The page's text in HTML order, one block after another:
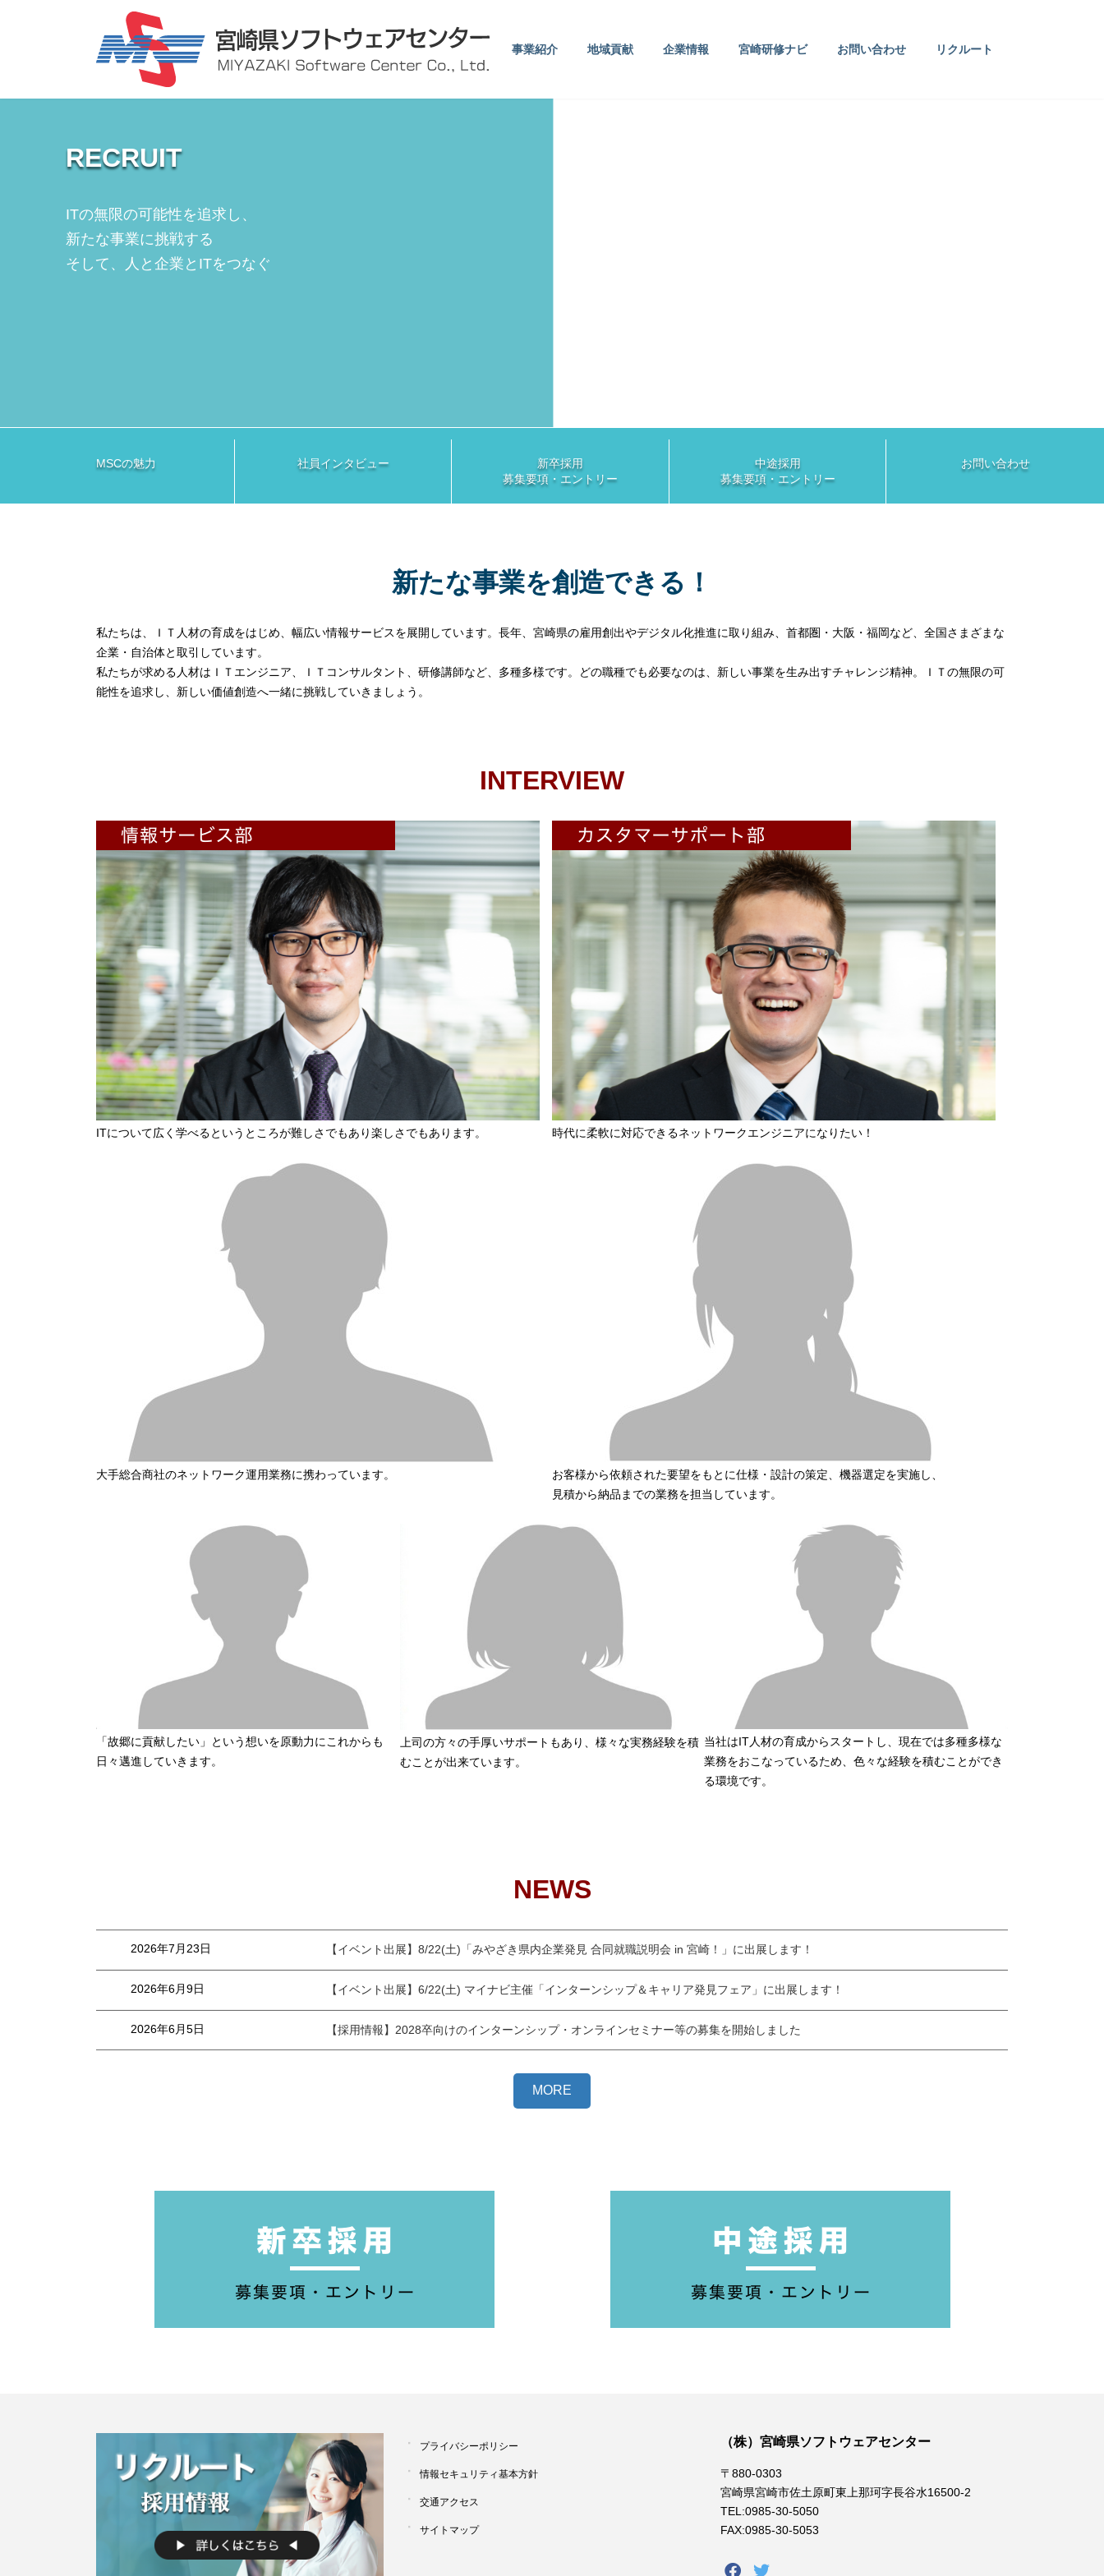
ス
ン
事業紹介 地域貢献 企業情報 宮崎研修ナビ お問い合わせ リクルート
RECRUIT
ITの無限の可能性を追求し、
新たな事業に挑戦する
そして、人と企業とITをつなぐ
MSCの魅力 社員インタビュー
新卒採用
募集要項・エントリー
中途採用
募集要項・エントリー
お問い合わせ
新たな事業を創造できる！
私たちは、ＩＴ人材の育成をはじめ、幅広い情報サービスを展開しています。長年、宮崎県の雇用創出やデジタル化推進に取り組み、首都圏・大阪・福岡など、全国さまざまな
企業・自治体と取引しています。
私たちが求める人材はＩＴエンジニア、ＩＴコンサルタント、研修講師など、多種多様です。どの職種でも必要なのは、新しい事業を生み出すチャレンジ精神。ＩＴの無限の可
能性を追求し、新しい価値創造へ一緒に挑戦していきましょう。
INTERVIEW
ITについて広く学べるというところが難しさでもあり楽しさでもあります。 時代に柔軟に対応できるネットワークエンジニアになりたい！
大手総合商社のネットワーク運用業務に携わっています。
お客様から依頼された要望をもとに仕様・設計の策定、機器選定を実施し、
見積から納品までの業務を担当しています。
「故郷に貢献したい」という想いを原動力にこれからも
日々邁進していきます。
上司の方々の手厚いサポートもあり、様々な実務経験を積
むことが出来ています。
当社はIT人材の育成からスタートし、現在では多種多様な
業務をおこなっているため、色々な経験を積むことができ
る環境です。
NEWS
【イベント出展】8/22(土)「みやざき県内企業発見 合同就職説明会 in 宮崎！」に出展します！
2026年7月23日
【イベント出展】6/22(土) マイナビ主催「インターンシップ＆キャリア発見フェア」に出展します！
2026年6月9日
【採用情報】2028卒向けのインターンシップ・オンラインセミナー等の募集を開始しました
2026年6月5日
MORE
プライバシーポリシー
情報セキュリティ基本方針
交通アクセス
サイトマップ
（株）宮崎県ソフトウェアセンター
〒880-0303
宮崎県宮崎市佐土原町東上那珂字長谷水16500-2
TEL:0985-30-5050
FAX:0985-30-5053